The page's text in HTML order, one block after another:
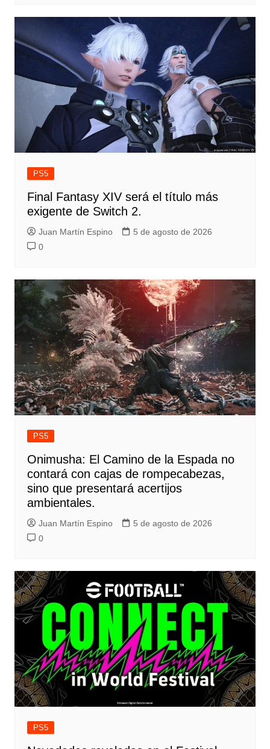
PS5
Final Fantasy XIV será el título más
exigente de Switch 2.
Juan Martín Espino
5 de agosto de 2026
0
PS5
Onimusha: El Camino de la Espada no
contará con cajas de rompecabezas,
sino que presentará acertijos
ambientales.
Juan Martín Espino
5 de agosto de 2026
0
PS5